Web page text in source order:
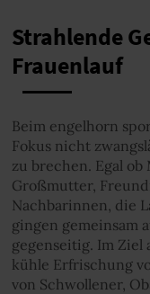
Strahlende
Frauenlauf
Beim engelhorn
Fokus nicht
zu brechen. Egal
Großmutter,
Nachbarinnen, die
gingen gemeinsam
gegenseitig. Im Ziel
kühle Erfrischung
von Schwollener,